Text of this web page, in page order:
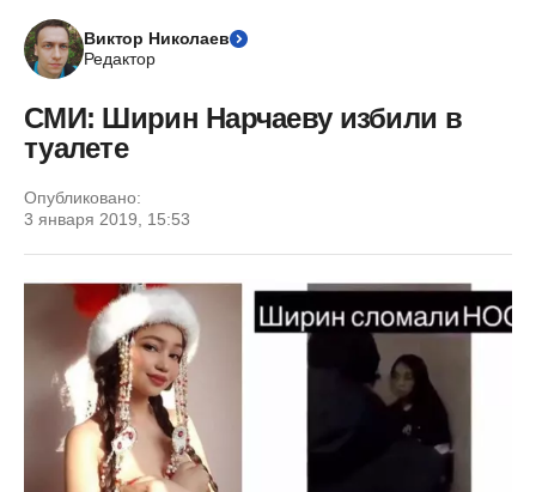
Виктор Николаев
Редактор
СМИ: Ширин Нарчаеву избили в
туалете
Опубликовано:
3 января 2019, 15:53